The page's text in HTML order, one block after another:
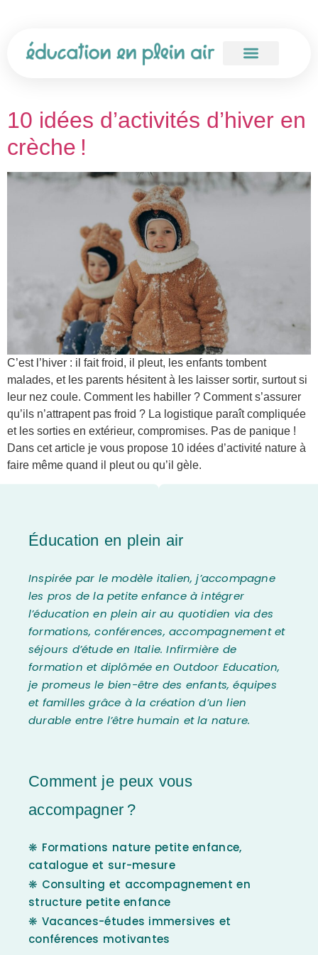
10 idées d’activités d’hiver en
crèche !
C’est l’hiver : il fait froid, il pleut, les enfants tombent
malades, et les parents hésitent à les laisser sortir, surtout si
leur nez coule. Comment les habiller ? Comment s’assurer
qu’ils n’attrapent pas froid ? La logistique paraît compliquée
et les sorties en extérieur, compromises. Pas de panique !
Dans cet article je vous propose 10 idées d’activité nature à
faire même quand il pleut ou qu’il gèle.
Éducation en plein air
Inspirée par le modèle italien, j’accompagne
les pros de la petite enfance à intégrer
l’éducation en plein air au quotidien via des
formations, conférences, accompagnement et
séjours d’étude en Italie. Infirmière de
formation et diplômée en Outdoor Education,
je promeus le bien-être des enfants, équipes
et familles grâce à la création d’un lien
durable entre l’être humain et la nature.
Comment je peux vous
accompagner ?
❋ Formations nature petite enfance,
catalogue et sur-mesure
❋ Consulting et accompagnement en
structure petite enfance
❋ Vacances-études immersives et
conférences motivantes